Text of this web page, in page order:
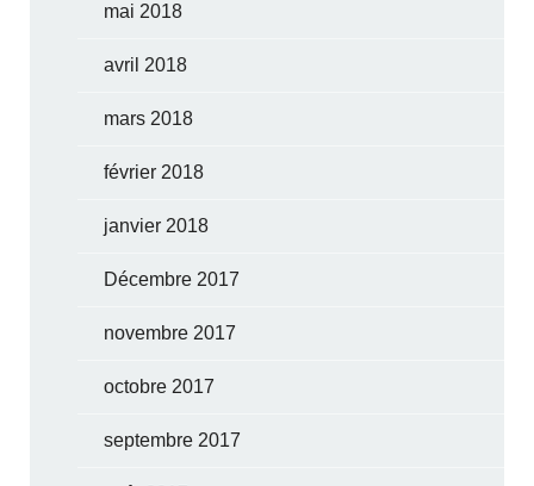
mai 2018
avril 2018
mars 2018
février 2018
janvier 2018
Décembre 2017
novembre 2017
octobre 2017
septembre 2017